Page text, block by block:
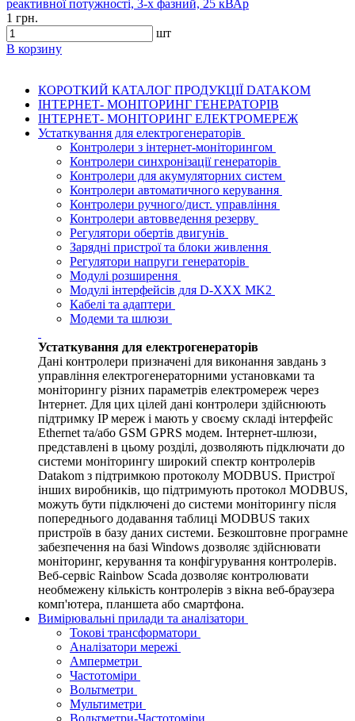
реактивної потужності, 3-х фазний, 25 кВАр
1 грн.
шт
В корзину
КОРОТКИЙ КАТАЛОГ ПРОДУКЦІЇ DATAKOM
ІНТЕРНЕТ- МОНІТОРИНГ ГЕНЕРАТОРІВ
ІНТЕРНЕТ- МОНІТОРИНГ ЕЛЕКТРОМЕРЕЖ
Устаткування для електрогенераторів
Контролери з інтернет-моніторингом
Контролери синхронізації генераторів
Контролери для акумуляторних систем
Контролери автоматичного керування
Контролери ручного/дист. управління
Контролери автовведення резерву
Регулятори обертів двигунів
Зарядні пристрої та блоки живлення
Регулятори напруги генераторів
Модулі розширення
Модулі інтерфейсів для D-XXX MK2
Кабелі та адаптери
Модеми та шлюзи
Устаткування для електрогенераторів
Дані контролери призначені для виконання завдань з
управління електрогенераторними установками та
моніторингу різних параметрів електромереж через
Інтернет. Для цих цілей дані контролери здійснюють
підтримку IP мереж і мають у своєму складі інтерфейс
Ethernet та/або GSM GPRS модем. Інтернет-шлюзи,
представлені в цьому розділі, дозволяють підключати до
системи моніторингу широкий спектр контролерів
Datakom з підтримкою протоколу MODBUS. Пристрої
інших виробників, що підтримують протокол MODBUS,
можуть бути підключені до системи моніторингу після
попереднього додавання таблиці MODBUS таких
пристроїв в базу даних системи. Безкоштовне програмне
забезпечення на базі Windows дозволяє здійснювати
моніторинг, керування та конфігурування контролерів.
Веб-сервіс Rainbow Scada дозволяє контролювати
необмежену кількість контролерів з вікна веб-браузера
комп'ютера, планшета або смартфона.
Вимірювальні прилади та аналізатори
Токові трансформатори
Аналізатори мережі
Амперметри
Частотоміри
Вольтметри
Мультиметри
Вольтметри-Частотоміри